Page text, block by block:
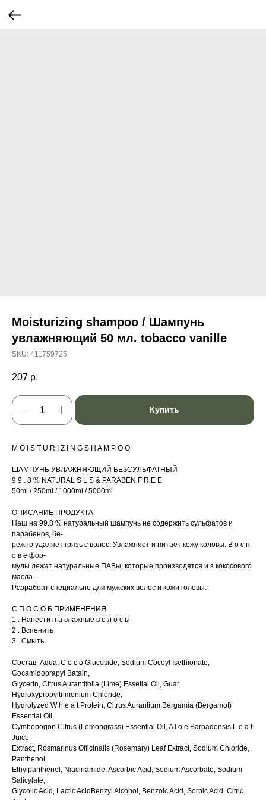
Moisturizing shampoo / Шампунь
увлажняющий 50 мл. tobacco vanille
SKU: 411759725
207 р.
Купить
M O I S T U R I Z I N G S H A M P O O
ШАМПУНЬ УВЛАЖНЯЮЩИЙ БЕЗСУЛЬФАТНЫЙ
9 9 . 8 % NATURAL S L S & PARABEN F R E E
50ml / 250ml / 1000ml / 5000ml
ОПИСАНИЕ ПРОДУКТА
Наш на 99.8 % натуральный шампунь не содержить сульфатов и
парабенов, бе-
режно удаляет грязь с волос. Увлажняет и питает кожу коловы. В о с н
о в е фор-
мулы лежат натуральные ПАВы, которые производятся и з кокосового
масла.
Разрабоат специально для мужских волос и кожи головы.
С П О С О Б ПРИМЕНЕНИЯ
1 . Нанести н а влажные в о л о с ы
2 . Вспенить
3 . Смыть
Состав: Aqua, C o c o Glucoside, Sodium Cocoyl Isethionate,
Cocamidoprapyl Batain,
Glycerin, Citrus Aurantifolia (Lime) Essetial Oil, Guar
Hydroxypropyltrimonium Chloride,
Hydrolyzed W h e a t Protein, Citrus Aurantium Bergamia (Bergamot)
Essential Oil,
Cymbopogon Citrus (Lemongrass) Essential Oil, A l o e Barbadensis L e a f
Juice
Extract, Rosmarinus Officinalis (Rosemary) Leaf Extract, Sodium Chloride,
Panthenol,
Ethylpanthenol, Niacinamide, Ascorbic Acid, Sodium Ascorbate, Sodium
Salicylate,
Glycolic Acid, Lactic AcidBenzyl Alcohol, Benzoic Acid, Sorbic Acid, Citric